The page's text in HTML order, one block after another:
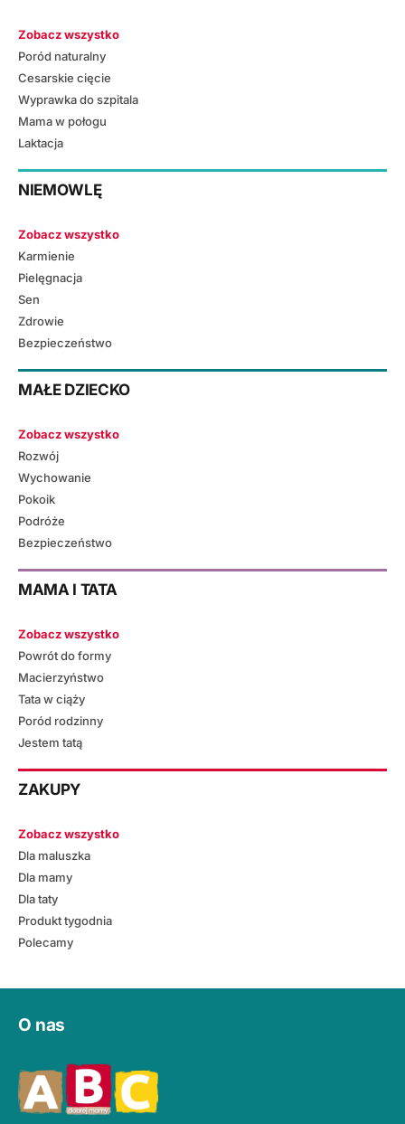
Zobacz wszystko
Poród naturalny
Cesarskie cięcie
Wyprawka do szpitala
Mama w połogu
Laktacja
NIEMOWLĘ
Zobacz wszystko
Karmienie
Pielęgnacja
Sen
Zdrowie
Bezpieczeństwo
MAŁE DZIECKO
Zobacz wszystko
Rozwój
Wychowanie
Pokoik
Podróże
Bezpieczeństwo
MAMA I TATA
Zobacz wszystko
Powrót do formy
Macierzyństwo
Tata w ciąży
Poród rodzinny
Jestem tatą
ZAKUPY
Zobacz wszystko
Dla maluszka
Dla mamy
Dla taty
Produkt tygodnia
Polecamy
O nas